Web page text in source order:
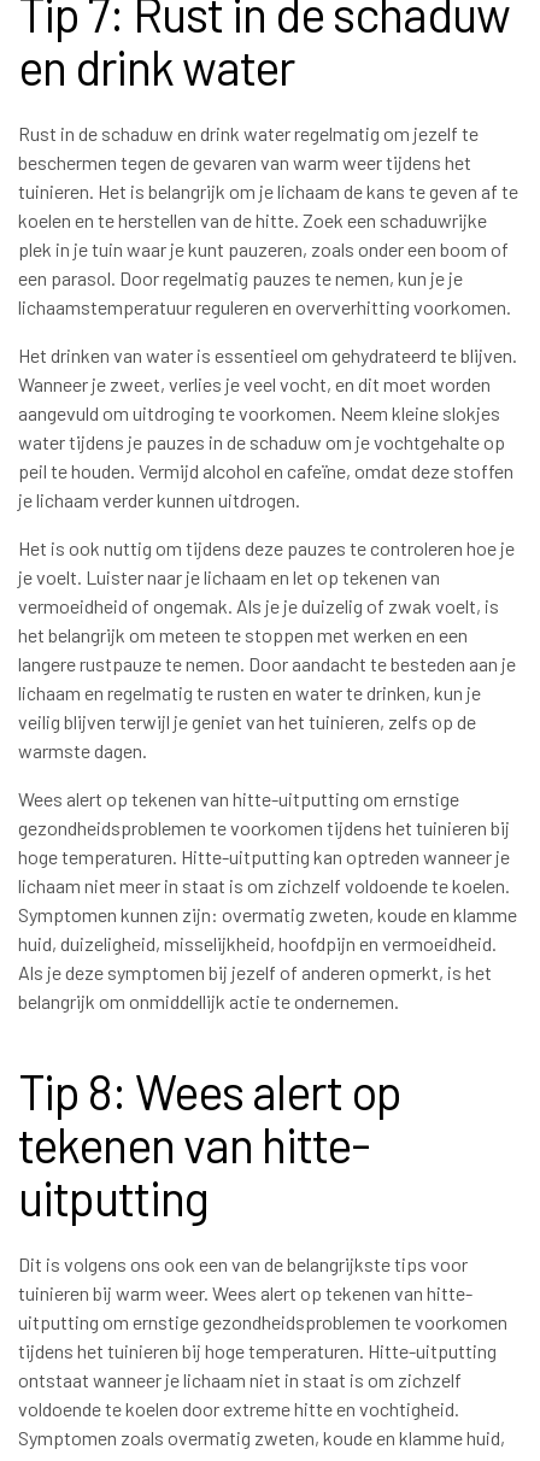
Tip 7: Rust in de schaduw
en drink water
Rust in de schaduw en drink water regelmatig om jezelf te
beschermen tegen de gevaren van warm weer tijdens het
tuinieren. Het is belangrijk om je lichaam de kans te geven af te
koelen en te herstellen van de hitte. Zoek een schaduwrijke
plek in je tuin waar je kunt pauzeren, zoals onder een boom of
een parasol. Door regelmatig pauzes te nemen, kun je je
lichaamstemperatuur reguleren en oververhitting voorkomen.
Het drinken van water is essentieel om gehydrateerd te blijven.
Wanneer je zweet, verlies je veel vocht, en dit moet worden
aangevuld om uitdroging te voorkomen. Neem kleine slokjes
water tijdens je pauzes in de schaduw om je vochtgehalte op
peil te houden. Vermijd alcohol en cafeïne, omdat deze stoffen
je lichaam verder kunnen uitdrogen.
Het is ook nuttig om tijdens deze pauzes te controleren hoe je
je voelt. Luister naar je lichaam en let op tekenen van
vermoeidheid of ongemak. Als je je duizelig of zwak voelt, is
het belangrijk om meteen te stoppen met werken en een
langere rustpauze te nemen. Door aandacht te besteden aan je
lichaam en regelmatig te rusten en water te drinken, kun je
veilig blijven terwijl je geniet van het tuinieren, zelfs op de
warmste dagen.
Wees alert op tekenen van hitte-uitputting om ernstige
gezondheidsproblemen te voorkomen tijdens het tuinieren bij
hoge temperaturen. Hitte-uitputting kan optreden wanneer je
lichaam niet meer in staat is om zichzelf voldoende te koelen.
Symptomen kunnen zijn: overmatig zweten, koude en klamme
huid, duizeligheid, misselijkheid, hoofdpijn en vermoeidheid.
Als je deze symptomen bij jezelf of anderen opmerkt, is het
belangrijk om onmiddellijk actie te ondernemen.
Tip 8: Wees alert op
tekenen van hitte-
uitputting
Dit is volgens ons ook een van de belangrijkste tips voor
tuinieren bij warm weer. Wees alert op tekenen van hitte-
uitputting om ernstige gezondheidsproblemen te voorkomen
tijdens het tuinieren bij hoge temperaturen. Hitte-uitputting
ontstaat wanneer je lichaam niet in staat is om zichzelf
voldoende te koelen door extreme hitte en vochtigheid.
Symptomen zoals overmatig zweten, koude en klamme huid,